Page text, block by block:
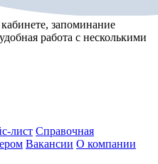
запоминание
работа с несколькими
лист Справочная
Вакансии О компании